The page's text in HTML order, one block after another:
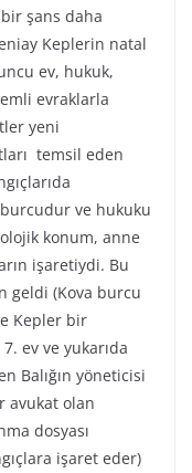
şans daha
Keplerin natal
ev, hukuk,
evraklarla
yeni
temsil eden
ve hukuku
konum, anne
işaretiydi. Bu
geldi (Kova burcu
Kepler bir
ev ve yukarıda
Balığın yöneticisi
avukat olan
dosyası
işaret eder)